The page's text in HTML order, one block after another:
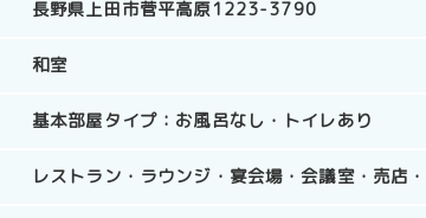
長野県上田市菅平高原1223-3790
和室
基本部屋タイプ： お風呂なし トイレあり
レストラン ラウンジ 宴会場 会議室 売店